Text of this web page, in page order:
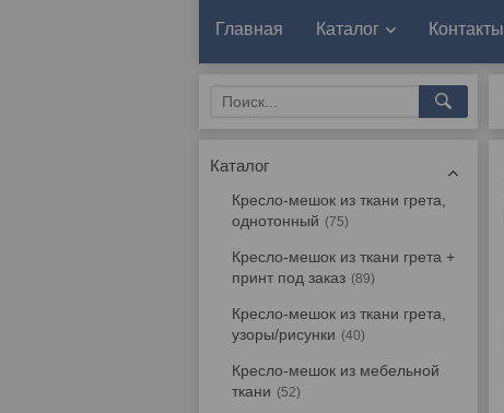
Главная Каталог Контакты
Каталог
Кресло-мешок из ткани грета,
однотонный
75
Кресло-мешок из ткани грета +
принт под заказ
89
Кресло-мешок из ткани грета,
узоры/рисунки
40
Кресло-мешок из мебельной
ткани
52